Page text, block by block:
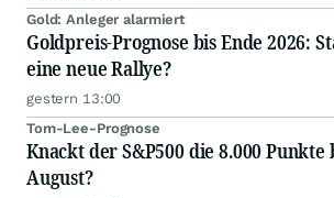
Gold: Anleger alarmiert
Goldpreis-Prognose bis Ende 2026:
eine neue Rallye?
gestern 13:00
Tom-Lee-Prognose
Knackt der S&P500 die 8.000 Punkte
August?